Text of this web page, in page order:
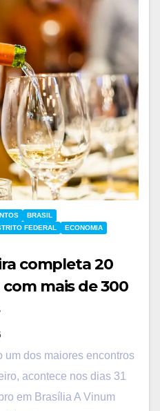
BRASIL
FEDERAL
ECONOMIA
completa 20
mais de 300
um dos maiores encontros
acontece nos dias 31
em Brasília A Vinum